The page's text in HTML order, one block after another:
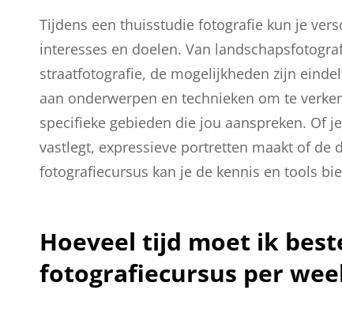
Tijdens een thuisstudie fotografie kun je
interesses en doelen. Van
straatfotografie, de mogelijkheden zijn
aan onderwerpen en technieken om te
specifieke gebieden die jou aanspreken. Of
vastlegt, expressieve portretten maakt of de
fotografiecursus kan je de kennis en tools
Hoeveel tijd moet ik
fotografiecursus per